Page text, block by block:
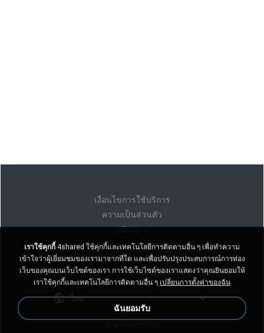
เงื่อนไขการใช้บริการ
ความเป็นส่วนตัว
สนับสนุน
อย่าขายข้อมูลส่วนบุคคลของฉัน
อย่าแบ่งปันข้อมูลส่วนบุคคลของฉัน
ไทย
เราใช้คุกกี้ 4shared ใช้คุกกี้และเทคโนโลยีการติดตามอื่น ๆ เพื่อทำความ
เข้าใจว่าผู้เยี่ยมชมของเรามาจากที่ใด และเพื่อปรับปรุงประสบการณ์การท่อง
เว็บของคุณบนเว็บไซต์ของเรา การใช้เว็บไซต์ของเราแสดงว่าคุณยินยอมให้
เราใช้คุกกี้และเทคโนโลยีการติดตามอื่น ๆ เปลี่ยนการตั้งค่าของฉัน
ฉันยอมรับ